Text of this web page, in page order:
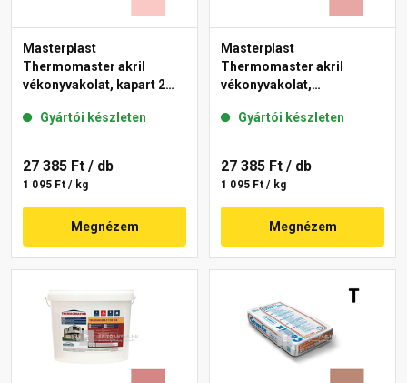
Masterplast
Thermomaster akril
vékonyvakolat, kapart 2
Gyártói készleten
27 385 Ft / db
1 095 Ft / kg
Megnézem
Masterplast
Thermomaster akril
vékonyvakolat,
21-E 25 kg
Gyártói készleten
27 385 Ft / db
1 095 Ft / kg
Megnézem